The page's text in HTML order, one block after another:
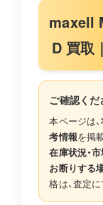
maxell
D 買取
ご確認くだ
本ページは、
考情報を掲
在庫状況・市
お断りする
格は、査定